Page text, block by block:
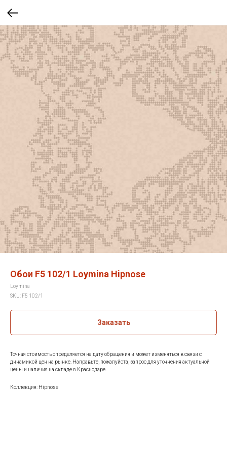
Обои F5 102/1 Loymina Hipnose
Loymina
SKU: F5 102/1
Заказать
Точная стоимость определяется на дату обращения и может изменяться в связи с
динамикой цен на рынке. Направьте, пожалуйста, запрос для уточнения актуальной
цены и наличия на складе в Краснодаре.
Коллекция: Hipnose